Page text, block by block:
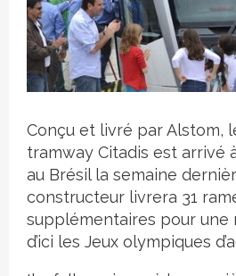
Crédit photo
Conçu et livré par Alstom,
tramway Citadis est arrivé
au Brésil la semaine
constructeur livrera 31
supplémentaires pour une
d’ici les Jeux olympiques